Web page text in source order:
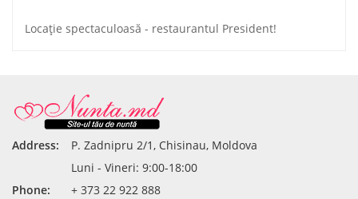
Locație spectaculoasă - restaurantul President!
Address:
P. Zadnipru 2/1, Chisinau, Moldova
Luni - Vineri: 9:00-18:00
Phone:
+ 373 22 922 888